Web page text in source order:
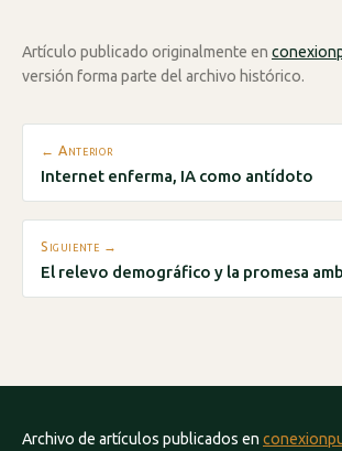
Artículo publicado originalmente en
versión forma parte del archivo histórico.
← Anterior
Internet enferma, IA como antídoto
Siguiente →
El relevo demográfico y la promesa
Archivo de artículos publicados en